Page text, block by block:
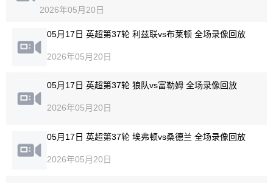
2026年05月20日
05月17日 英超第37轮 利兹联vs布莱顿 全场录像回放
2026年05月20日
05月17日 英超第37轮 狼队vs富勒姆 全场录像回放
2026年05月20日
05月17日 英超第37轮 埃弗顿vs桑德兰 全场录像回放
2026年05月20日